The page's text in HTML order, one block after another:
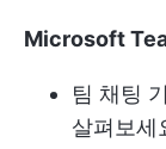
Microsoft
팀 채팅
살펴보세